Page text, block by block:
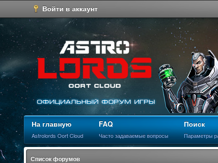
Войти в аккаунт
На главную
Astrolords Oort Cloud
FAQ
Часто задаваемые вопросы
Поиск
Параметры
Список форумов